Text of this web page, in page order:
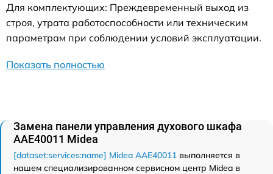
Для комплектующих: Преждевременный выход из
строя, утрата работоспособности или техническим
параметрам при соблюдении условий эксплуатации.
Показать полностью
Замена панели управления духового шкафа
AAE40011 Midea
[dataset:services:name] Midea AAE40011 выполняется в
нашем специализированном сервисном центр Midea в